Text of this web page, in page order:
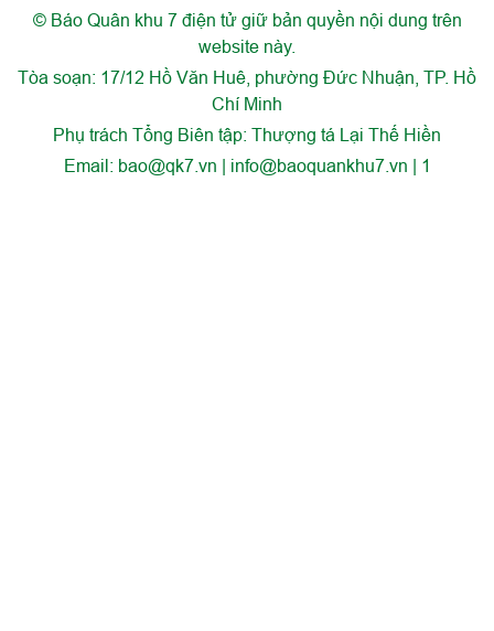
© Báo Quân khu 7 điện tử giữ bản quyền nội dung trên
website này.
Tòa soạn: 17/12 Hồ Văn Huê, phường Đức Nhuận, TP. Hồ
Chí Minh
Phụ trách Tổng Biên tập: Thượng tá Lại Thế Hiền
Email: bao@qk7.vn | info@baoquankhu7.vn | 1